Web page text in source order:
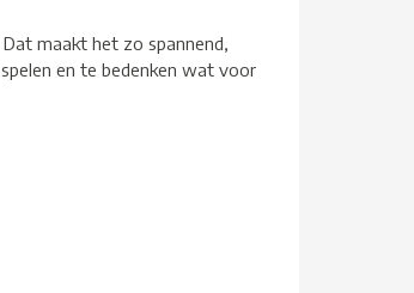
maakt het zo spannend,
en te bedenken wat voor